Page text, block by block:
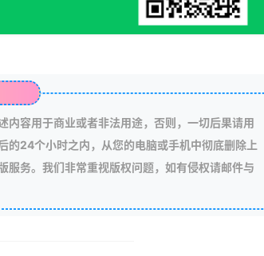
内容用于商业或者非法用途，否则，一切后果请用
的24个小时之内，从您的电脑或手机中彻底删除上
服务。我们非常重视版权问题，如有侵权请邮件与